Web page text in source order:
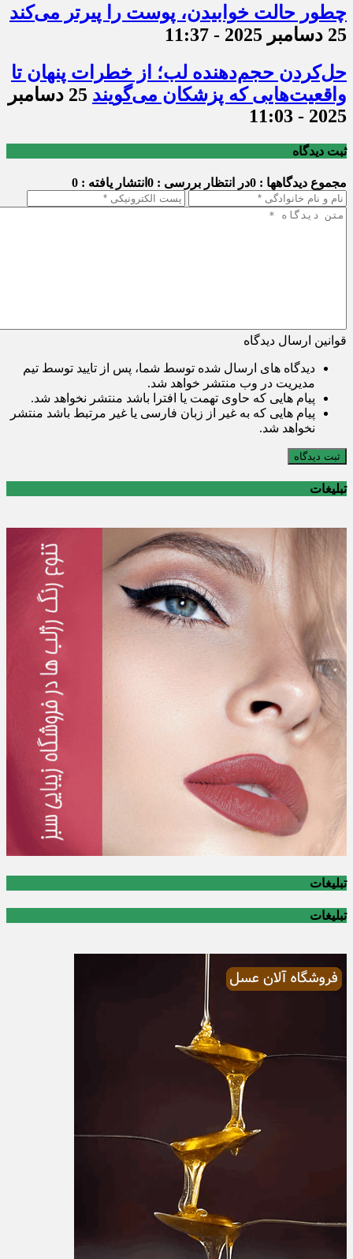
چطور حالت خوابیدن، پوست را پیرتر می‌کند
25 دسامبر 2025 - 11:37
حل‌کردن حجم‌دهنده لب؛ از خطرات پنهان تا
واقعیت‌هایی که پزشکان می‌گویند
25 دسامبر
2025 - 11:03
ثبت دیدگاه
مجموع دیدگاهها : 0 در انتظار بررسی : 0 انتشار یافته : 0
قوانین ارسال دیدگاه
دیدگاه های ارسال شده توسط شما، پس از تایید توسط تیم
مدیریت در وب منتشر خواهد شد.
پیام هایی که حاوی تهمت یا افترا باشد منتشر نخواهد شد.
پیام هایی که به غیر از زبان فارسی یا غیر مرتبط باشد منتشر
نخواهد شد.
ثبت دیدگاه
تبلیغات
تبلیغات
تبلیغات